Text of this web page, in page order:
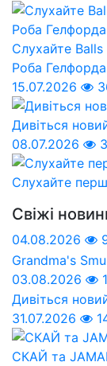
Слухайте Balls
Роба
15.07.2026
Дивіться
08.07.2026
Слухайте
Свіжі
04.08.2026
Grandma's
03.08.2026
Дивіться
31.07.2026
СКАЙ та